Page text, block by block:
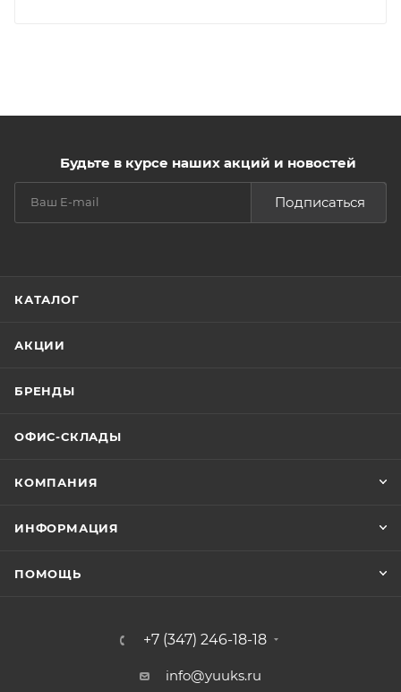
Будьте в курсе наших акций и новостей
Подписаться
КАТАЛОГ
АКЦИИ
БРЕНДЫ
ОФИС-СКЛАДЫ
КОМПАНИЯ
ИНФОРМАЦИЯ
ПОМОЩЬ
+7 (347) 246-18-18
info@yuuks.ru